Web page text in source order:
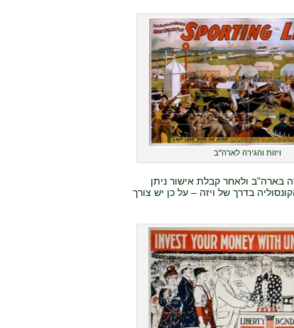
ויזות והגירה לארה"ב
בארה"ב ולאחר קבלת אישור ניתן
בדרך של ויזה – על כן יש צורך